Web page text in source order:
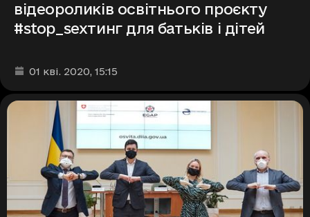
відеороликів освітнього проєкту
#stop_sexтинг для батьків і дітей
Дата та час публікації
01 кві. 2020, 15:15